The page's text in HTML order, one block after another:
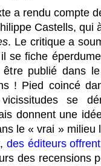
a rendu compte
Castells, qui
. Le critique a
se fiche
publié dans
! Pied coincé
se
donnent une
le « vrai » milieu
des éditeurs
des recensions